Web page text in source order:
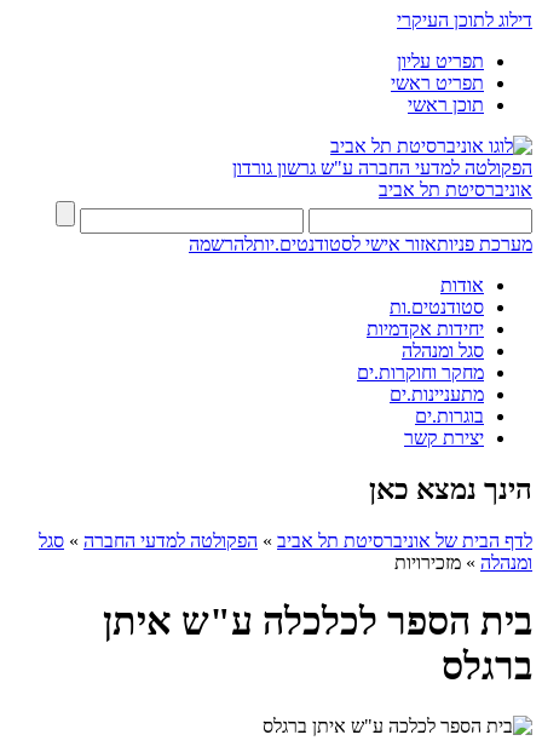
דילוג לתוכן העיקרי
תפריט עליון
תפריט ראשי
תוכן ראשי
הפקולטה למדעי החברה ע"ש גרשון גורדון
אוניברסיטת תל אביב
מערכת פניותאזור אישי לסטודנטים.יותלהרשמה
אודות
סטודנטים.ות
יחידות אקדמיות
סגל ומנהלה
מחקר וחוקרות.ים
מתעניינות.ים
בוגרות.ים
יצירת קשר
הינך נמצא כאן
לדף הבית של אוניברסיטת תל אביב » הפקולטה למדעי החברה » סגל
ומנהלה » מזכירויות
בית הספר לכלכלה ע"ש איתן
ברגלס